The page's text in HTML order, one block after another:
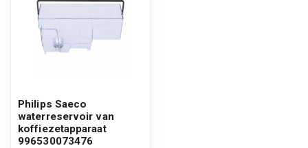
Philips Saeco
waterreservoir van
koffiezetapparaat
996530073476